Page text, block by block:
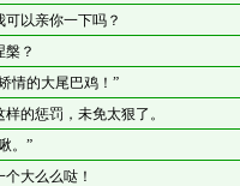
可以亲你一下吗？
槃？
情的大尾巴鸡！”
样的惩罚，未免太狠了。
。”
个大么么哒！